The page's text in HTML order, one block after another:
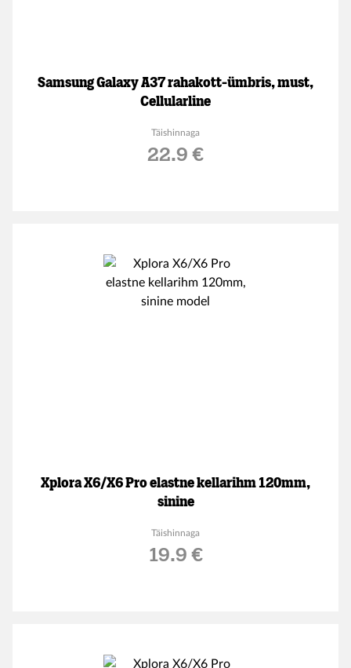
Samsung Galaxy A37 rahakott-ümbris, must,
Cellularline
Täishinnaga
22.9 €
Xplora X6/X6 Pro elastne kellarihm 120mm,
sinine
Täishinnaga
19.9 €